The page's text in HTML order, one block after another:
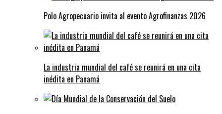
Polo Agropecuario invita al evento Agrofinanzas 2026
La industria mundial del café se reunirá en una cita
inédita en Panamá